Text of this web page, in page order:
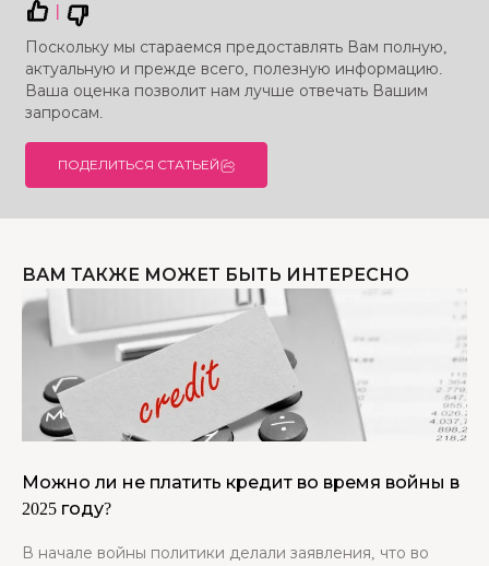
|
Поскольку мы стараемся предоставлять Вам полную,
актуальную и прежде всего, полезную информацию.
Ваша оценка позволит нам лучше отвечать Вашим
запросам.
ПОДЕЛИТЬСЯ СТАТЬЕЙ
ВАМ ТАКЖЕ МОЖЕТ БЫТЬ ИНТЕРЕСНО
Можно ли не платить кредит во время войны в
2025 году?
В начале войны политики делали заявления, что во